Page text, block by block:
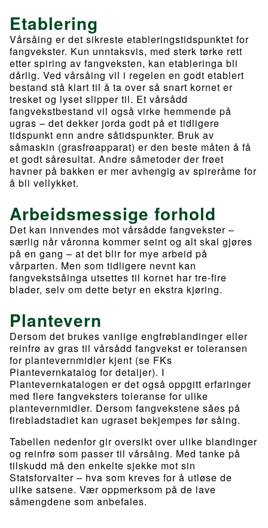
Etablering
Vårsåing er det sikreste etableringstidspunktet for
fangvekster. Kun unntaksvis, med sterk tørke rett
etter spiring av fangveksten, kan etableringa bli
dårlig. Ved vårsåing vil i regelen en godt etablert
bestand stå klart til å ta over så snart kornet er
tresket og lyset slipper til. Et vårsådd
fangvekstbestand vil også virke hemmende på
ugras – det dekker jorda godt på et tidligere
tidspunkt enn andre såtidspunkter. Bruk av
såmaskin (grasfrøapparat) er den beste måten å få
et godt såresultat. Andre såmetoder der frøet
havner på bakken er mer avhengig av spireråme for
å bli vellykket.
Arbeidsmessige forhold
Det kan innvendes mot vårsådde fangvekster –
særlig når våronna kommer seint og alt skal gjøres
på en gang – at det blir for mye arbeid på
vårparten. Men som tidligere nevnt kan
fangvekstsåinga utsettes til kornet har tre-fire
blader, selv om dette betyr en ekstra kjøring.
Plantevern
Dersom det brukes vanlige engfrøblandinger eller
reinfrø av gras til vårsådd fangvekst er toleransen
for plantevernmidler kjent (se FKs
Plantevernkatalog for detaljer). I
Plantevernkatalogen er det også oppgitt erfaringer
med flere fangveksters toleranse for ulike
plantevernmidler. Dersom fangvekstene såes på
firebladstadiet kan ugraset bekjempes før såing.
Tabellen nedenfor gir oversikt over ulike blandinger
og reinfrø som passer til vårsåing. Med tanke på
tilskudd må den enkelte sjekke mot sin
Statsforvalter – hva som kreves for å utløse de
ulike satsene. Vær oppmerksom på de lave
såmengdene som anbefales.